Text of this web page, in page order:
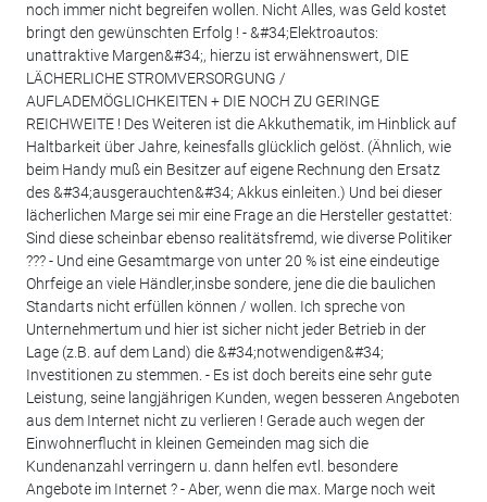
noch immer nicht begreifen wollen. Nicht Alles, was Geld kostet
bringt den gewünschten Erfolg ! - &#34;Elektroautos:
unattraktive Margen&#34;, hierzu ist erwähnenswert, DIE
LÄCHERLICHE STROMVERSORGUNG /
AUFLADEMÖGLICHKEITEN + DIE NOCH ZU GERINGE
REICHWEITE ! Des Weiteren ist die Akkuthematik, im Hinblick auf
Haltbarkeit über Jahre, keinesfalls glücklich gelöst. (Ähnlich, wie
beim Handy muß ein Besitzer auf eigene Rechnung den Ersatz
des &#34;ausgerauchten&#34; Akkus einleiten.) Und bei dieser
lächerlichen Marge sei mir eine Frage an die Hersteller gestattet:
Sind diese scheinbar ebenso realitätsfremd, wie diverse Politiker
??? - Und eine Gesamtmarge von unter 20 % ist eine eindeutige
Ohrfeige an viele Händler,insbe sondere, jene die die baulichen
Standarts nicht erfüllen können / wollen. Ich spreche von
Unternehmertum und hier ist sicher nicht jeder Betrieb in der
Lage (z.B. auf dem Land) die &#34;notwendigen&#34;
Investitionen zu stemmen. - Es ist doch bereits eine sehr gute
Leistung, seine langjährigen Kunden, wegen besseren Angeboten
aus dem Internet nicht zu verlieren ! Gerade auch wegen der
Einwohnerflucht in kleinen Gemeinden mag sich die
Kundenanzahl verringern u. dann helfen evtl. besondere
Angebote im Internet ? - Aber, wenn die max. Marge noch weit